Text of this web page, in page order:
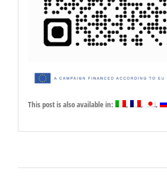
This post is also available in: